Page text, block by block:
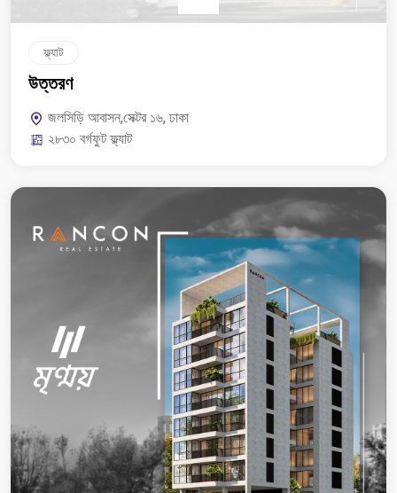
ফ্ল্যাট
উত্তরণ
জলসিড়ি আবাসন,সেক্টর ১৬, ঢাকা
২৮৩০ বর্গফুট ফ্ল্যাট